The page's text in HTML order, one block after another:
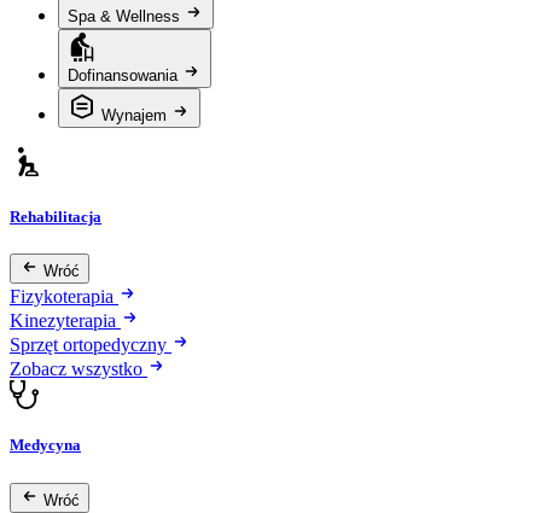
Spa & Wellness
Dofinansowania
Wynajem
Rehabilitacja
Wróć
Fizykoterapia
Kinezyterapia
Sprzęt ortopedyczny
Zobacz wszystko
Medycyna
Wróć